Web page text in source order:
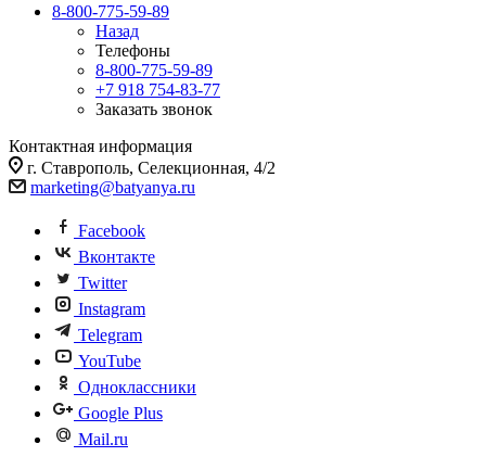
8-800-775-59-89
Назад
Телефоны
8-800-775-59-89
+7 918 754-83-77
Заказать звонок
Контактная информация
г. Ставрополь, Селекционная, 4/2
marketing@batyanya.ru
Facebook
Вконтакте
Twitter
Instagram
Telegram
YouTube
Одноклассники
Google Plus
Mail.ru